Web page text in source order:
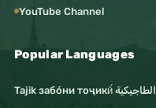
YouTube Channel
Popular Languages
Tajik забо́ни тоҷикӣ́ الطاجيكية